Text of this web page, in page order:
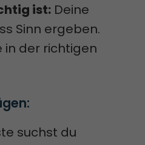
ist: Deine
Sinn ergeben.
in der richtigen
suchst du